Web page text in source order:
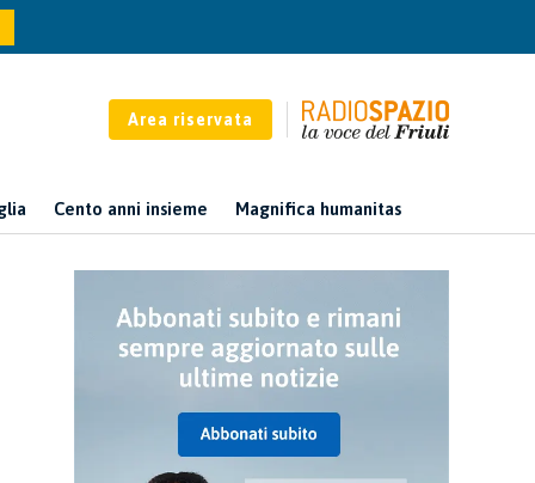
Area riservata
Cento anni insieme Magnifica humanitas